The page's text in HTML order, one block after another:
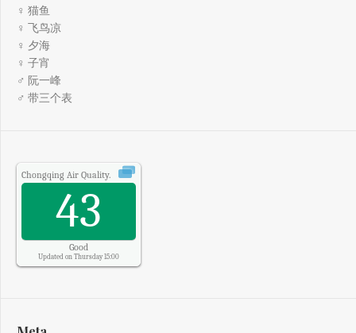
♀ 猫鱼
♀ 飞鸟凉
♀ 夕海
♀ 子宵
♂ 阮一峰
♂ 带三个表
Chongqing Air Quality.
43
Good
Updated on Thursday 15:00